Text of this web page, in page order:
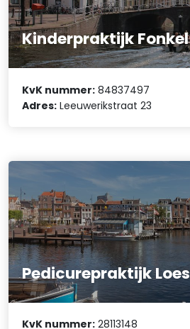
Kinderpraktijk Fonkel
KvK nummer: 84837497
Adres: Leeuwerikstraat 23
Pedicurepraktijk Loes
KvK nummer: 28113148